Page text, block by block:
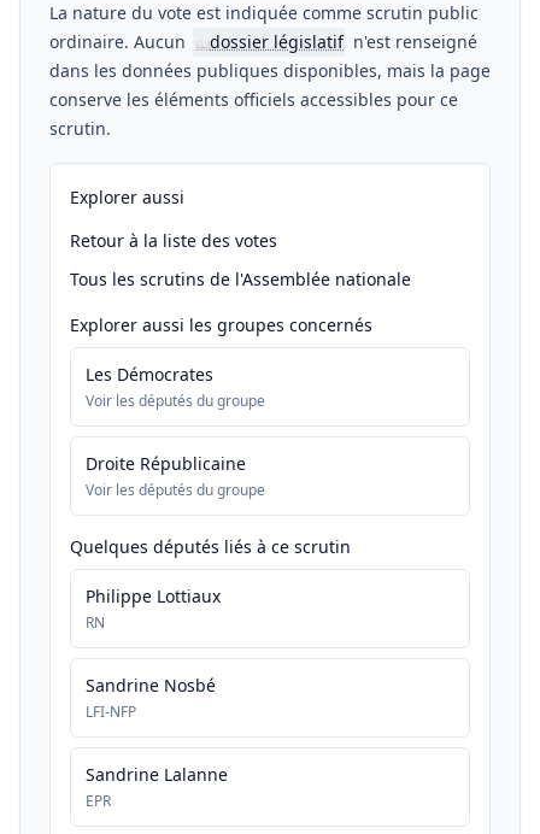
La nature du vote est indiquée comme scrutin public
ordinaire. Aucun
📖dossier législatif n'est renseigné
dans les données publiques disponibles, mais la page
conserve les éléments officiels accessibles pour ce
scrutin.
Explorer aussi
Retour à la liste des votes
Tous les scrutins de l'Assemblée nationale
Explorer aussi les groupes concernés
Les Démocrates
Voir les députés du groupe
Droite Républicaine
Voir les députés du groupe
Quelques députés liés à ce scrutin
Philippe Lottiaux
RN
Sandrine Nosbé
LFI-NFP
Sandrine Lalanne
EPR